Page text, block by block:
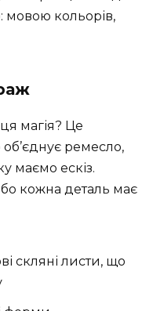
мовою кольорів,
магія? Це
ремесло,
маємо ескіз.
кожна деталь має
скляні листи, що